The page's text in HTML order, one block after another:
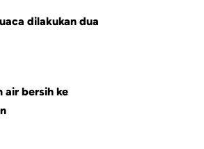
dilakukan dua
air bersih ke